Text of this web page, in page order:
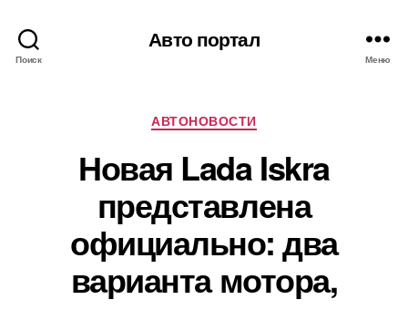
Поиск
Авто портал
Меню
Рубрики
АВТОНОВОСТИ
Новая Lada Iskra
представлена
официально: два
варианта мотора,